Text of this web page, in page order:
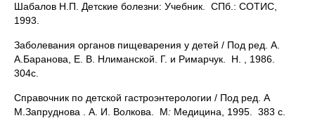
Шабалов Н.П. Детские болезни: Учебник. СПб.: СОТИС,
1993.
Заболевания органов пищеварения у детей / Под ред. А.
А.Баранова, Е. В. Нлиманской. Г. и Римарчук. Н. , 1986.
304с.
Справочник по детской гастроэнтерологии / Под ред. А
М.Запруднова . А. И. Волкова. М: Медицина, 1995. 383 с.